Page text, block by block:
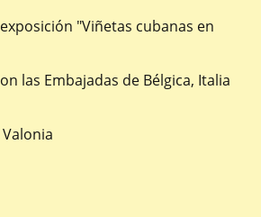
"Viñetas cubanas en
las Embajadas de Bélgica, Italia